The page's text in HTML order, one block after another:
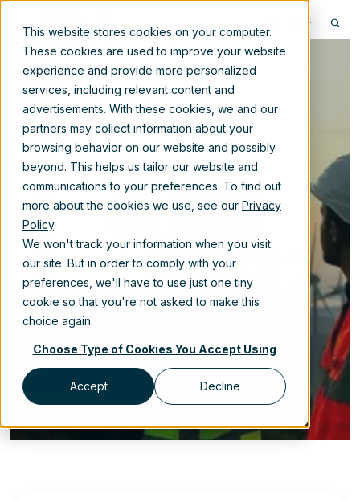
This website stores cookies on your computer.
These cookies are used to improve your website
experience and provide more personalized
services, including relevant content and
advertisements. With these cookies, we and our
partners may collect information about your
browsing behavior on our website and possibly
beyond. This helps us tailor our website and
communications to your preferences. To find out
more about the cookies we use, see our Privacy
Policy.
We won't track your information when you visit
our site. But in order to comply with your
preferences, we'll have to use just one tiny
cookie so that you're not asked to make this
choice again.
Choose Type of Cookies You Accept Using
Accept Decline
Xillio ontwikkelt
best practices
voor
contentmigratie
Azië
14-sep-2023 11:30:00